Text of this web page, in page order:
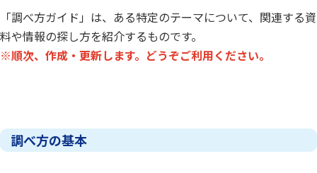
「調べ方ガイド」は、ある特定のテーマについて、関連する資
料や情報の探し方を紹介するものです。
※順次、作成・更新します。どうぞご利用ください。
調べ方の基本